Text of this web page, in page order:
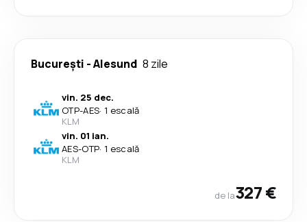
București -Alesund 8 zile
vin. 25 dec.
OTP-AES· 1 escală
KLM
vin. 01 ian.
AES-OTP· 1 escală
KLM
de la327 €